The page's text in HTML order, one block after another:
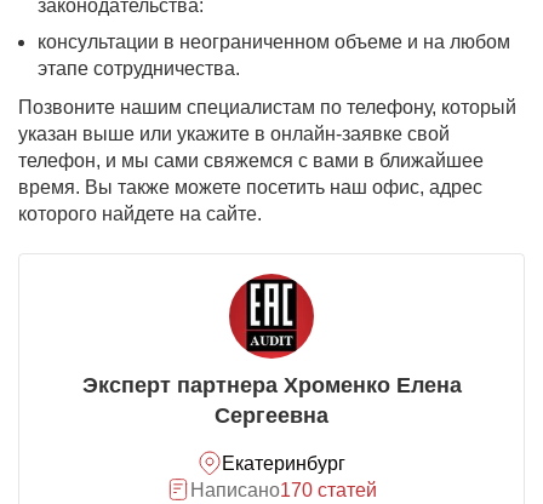
законодательства:
консультации в неограниченном объеме и на любом
этапе сотрудничества.
Позвоните нашим специалистам по телефону, который
указан выше или укажите в онлайн-заявке свой
телефон, и мы сами свяжемся с вами в ближайшее
время. Вы также можете посетить наш офис, адрес
которого найдете на сайте.
Эксперт партнера Хроменко Елена
Сергеевна
Екатеринбург
Написано170 статей